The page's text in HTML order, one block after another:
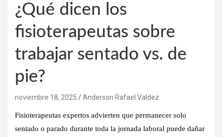
¿Qué dicen los
fisioterapeutas sobre
trabajar sentado vs. de
pie?
noviembre 18, 2025 Anderson Rafael Valdez
Fisioterapeutas expertos advierten que permanecer solo
sentado o parado durante toda la jornada laboral puede dañar